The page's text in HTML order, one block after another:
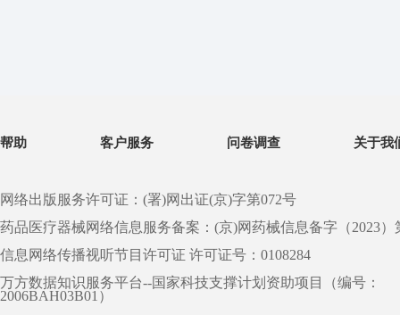
帮助 客户服务 问卷调查 关于我
网络出版服务许可证：(署)网出证(京)字第072号
药品医疗器械网络信息服务备案：(京)网药械信息备字（2023）
信息网络传播视听节目许可证 许可证号：0108284
万方数据知识服务平台--国家科技支撑计划资助项目（编号：
2006BAH03B01）